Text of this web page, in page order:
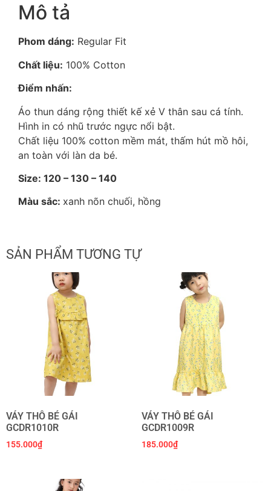
Mô tả
Phom dáng: Regular Fit
Chất liệu: 100% Cotton
Điểm nhấn:
Áo thun dáng rộng thiết kế xẻ V thân sau cá tính.
Hình in có nhũ trước ngực nổi bật.
Chất liệu 100% cotton mềm mát, thấm hút mồ hôi,
an toàn với làn da bé.
Size: 120 – 130 – 140
Màu sắc: xanh nõn chuối, hồng
SẢN PHẨM TƯƠNG TỰ
VÁY THÔ BÉ GÁI
GCDR1010R
155.000₫
VÁY THÔ BÉ GÁI
GCDR1009R
185.000₫